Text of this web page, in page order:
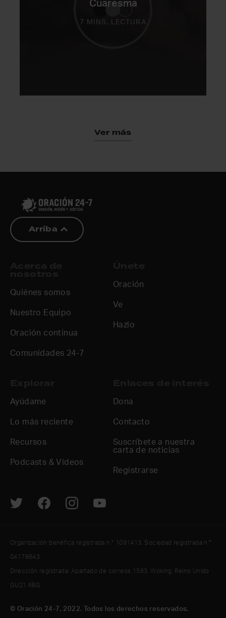
Cuaresma
7 MINS. LECTURA
Ver más
Arriba
Quiénes somos
Nuestro Equipo
Oración continua
Comunidades 24-7
Oración
Ve
Hazlo
Ayúdame
Lo más reciente
Recursos
Podcasts & Vídeos
Dona
Contacto
Suscríbete a nuestra
carta de noticias
Registrarse
© Oración 24-7, 2022. Todos los derechos reservados.
Organización benéfica registrada n.° 1091413. Sociedad registrada n.°
04176643
Dirección registrada: Apartado de correos 1563, Woking, Reino Unido
GU21 6BG